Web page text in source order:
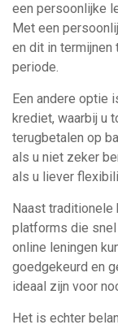
een persoonlijke
Met een
en dit in termijnen
periode.
Een andere optie
krediet, waarbij u
terugbetalen op
als u niet zeker
als u liever
Naast
platforms die snel
online leningen
goedgekeurd en
ideaal zijn voor
Het is echter